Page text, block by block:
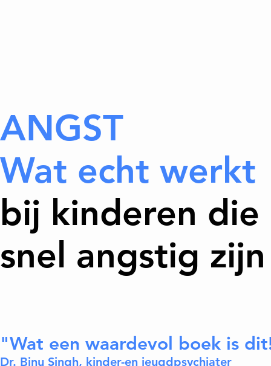
ANGST
Wat echt werkt
bij kinderen die
snel angstig zijn
"Wat een waardevol boek is
Dr. Binu Singh, kinder-en jeugdpsychiater